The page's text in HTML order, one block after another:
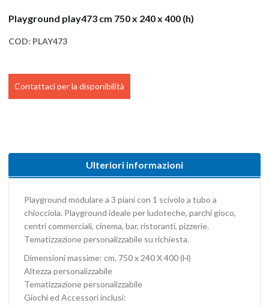
Playground play473 cm 750 x 240 x 400 (h)
COD: PLAY473
Contattaci per la disponibilità
Ulteriori informazioni
Playground modulare a 3 piani con 1 scivolo a tubo a
chiocciola. Playground ideale per ludoteche, parchi gioco,
centri commerciali, cinema, bar, ristoranti, pizzerie.
Tematizzazione personalizzabile su richiesta.
Dimensioni massime: cm. 750 x 240 X 400 (H)
Altezza personalizzabile
Tematizzazione personalizzabile
Giochi ed Accessori inclusi: